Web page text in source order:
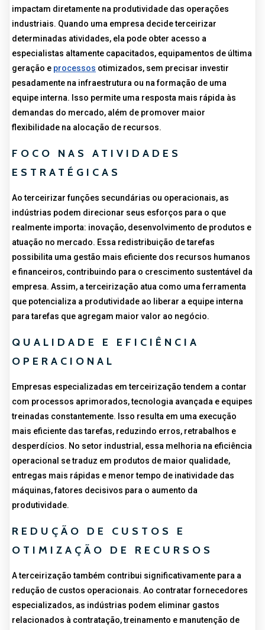
impactam diretamente na produtividade das operações
industriais. Quando uma empresa decide terceirizar
determinadas atividades, ela pode obter acesso a
especialistas altamente capacitados, equipamentos de última
geração e processos otimizados, sem precisar investir
pesadamente na infraestrutura ou na formação de uma
equipe interna. Isso permite uma resposta mais rápida às
demandas do mercado, além de promover maior
flexibilidade na alocação de recursos.
FOCO NAS ATIVIDADES
ESTRATÉGICAS
Ao terceirizar funções secundárias ou operacionais, as
indústrias podem direcionar seus esforços para o que
realmente importa: inovação, desenvolvimento de produtos e
atuação no mercado. Essa redistribuição de tarefas
possibilita uma gestão mais eficiente dos recursos humanos
e financeiros, contribuindo para o crescimento sustentável da
empresa. Assim, a terceirização atua como uma ferramenta
que potencializa a produtividade ao liberar a equipe interna
para tarefas que agregam maior valor ao negócio.
QUALIDADE E EFICIÊNCIA
OPERACIONAL
Empresas especializadas em terceirização tendem a contar
com processos aprimorados, tecnologia avançada e equipes
treinadas constantemente. Isso resulta em uma execução
mais eficiente das tarefas, reduzindo erros, retrabalhos e
desperdícios. No setor industrial, essa melhoria na eficiência
operacional se traduz em produtos de maior qualidade,
entregas mais rápidas e menor tempo de inatividade das
máquinas, fatores decisivos para o aumento da
produtividade.
REDUÇÃO DE CUSTOS E
OTIMIZAÇÃO DE RECURSOS
A terceirização também contribui significativamente para a
redução de custos operacionais. Ao contratar fornecedores
especializados, as indústrias podem eliminar gastos
relacionados à contratação, treinamento e manutenção de